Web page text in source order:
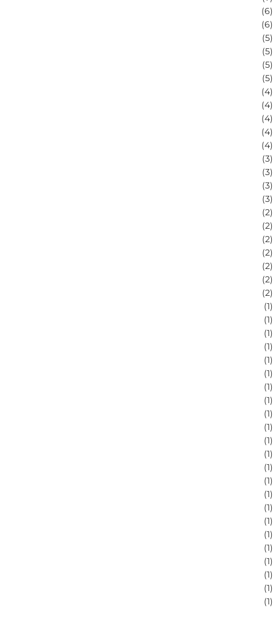
(6)
(6)
(5)
(5)
(5)
(5)
(4)
(4)
(4)
(4)
(4)
(3)
(3)
(3)
(3)
(2)
(2)
(2)
(2)
(2)
(2)
(2)
(1)
(1)
(1)
(1)
(1)
(1)
(1)
(1)
(1)
(1)
(1)
(1)
(1)
(1)
(1)
(1)
(1)
(1)
(1)
(1)
(1)
(1)
(1)